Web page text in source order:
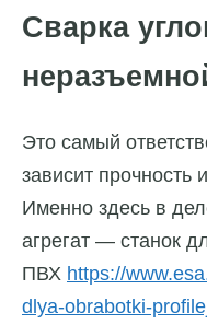
Сварка
Это самый
зависит прочность
Именно здесь в
агрегат — станок
ПВХ https://
dlya-obrabotki-